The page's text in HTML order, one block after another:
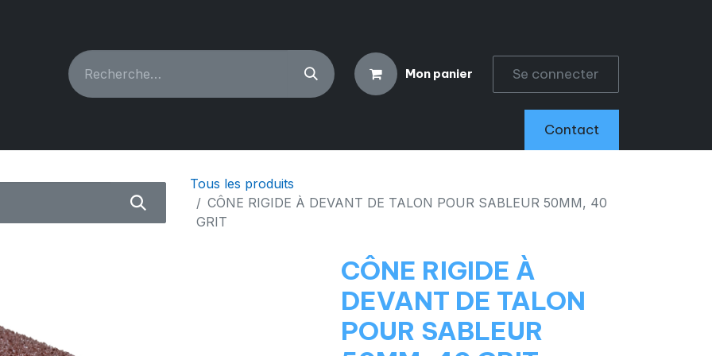
Mon panier Se connecter
Contact
Tous les produits
CÔNE RIGIDE À DEVANT DE TALON POUR SABLEUR 50MM, 40
GRIT
CÔNE RIGIDE À
DEVANT DE TALON
POUR SABLEUR